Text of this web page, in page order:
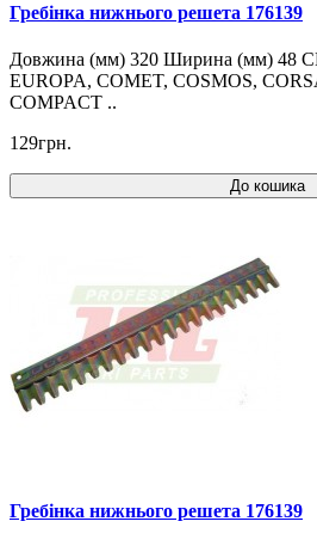
Гребінка нижнього решета 176139
Довжина (мм) 320 Ширина (мм) 48
EUROPA, COMET, COSMOS,
COMPACT ..
129грн.
До кошика
Гребінка нижнього решета 176139